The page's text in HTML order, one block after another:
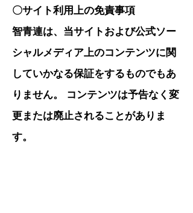
〇サイト利用上の免責事項
智青連は、当サイトおよび公式ソー
シャルメディア上のコンテンツに関
していかなる保証をするものでもあ
りません。 コンテンツは予告なく変
更または廃止されることがありま
す。